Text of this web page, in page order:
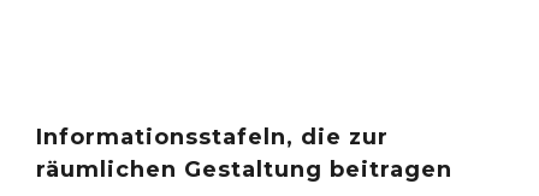
Informationsstafeln, die zur
räumlichen Gestaltung beitragen